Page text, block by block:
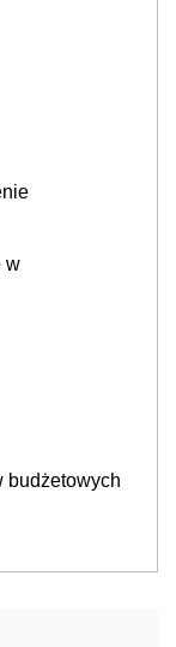
w
budżetowych